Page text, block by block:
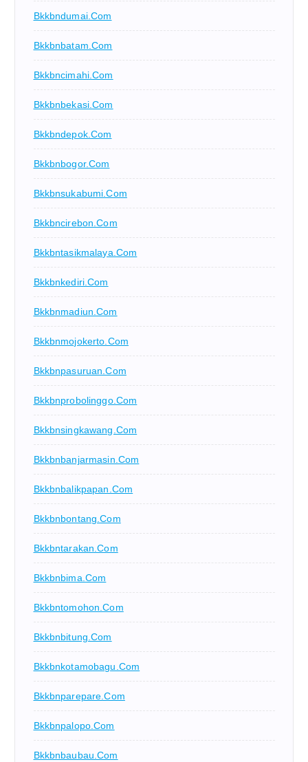
Bkkbndumai.com
Bkkbnbatam.com
Bkkbncimahi.com
Bkkbnbekasi.com
Bkkbndepok.com
Bkkbnbogor.com
Bkkbnsukabumi.com
Bkkbncirebon.com
Bkkbntasikmalaya.com
Bkkbnkediri.com
Bkkbnmadiun.com
Bkkbnmojokerto.com
Bkkbnpasuruan.com
Bkkbnprobolinggo.com
Bkkbnsingkawang.com
Bkkbnbanjarmasin.com
Bkkbnbalikpapan.com
Bkkbnbontang.com
Bkkbntarakan.com
Bkkbnbima.com
Bkkbntomohon.com
Bkkbnbitung.com
Bkkbnkotamobagu.com
Bkkbnparepare.com
Bkkbnpalopo.com
Bkkbnbaubau.com